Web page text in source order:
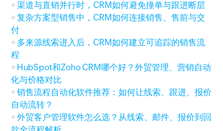
渠道与直销并行时，CRM如何避免撞单与跟进断层
复杂方案型销售中，CRM如何连接销售、售前与交
付
多来源线索进入后，CRM如何建立可追踪的销售流
程
HubSpot和Zoho CRM哪个好？外贸管理、营销自动
化与价格对比
销售流程自动化软件推荐：如何让线索、跟进、报价
自动流转？
外贸客户管理软件怎么选？从线索、邮件、报价到回